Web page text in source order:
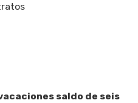
saldo de seis